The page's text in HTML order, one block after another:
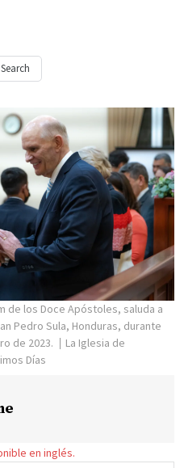
de los Doce Apóstoles, saluda a
Pedro Sula, Honduras, durante
de 2023.
La Iglesia de
Días
en inglés.